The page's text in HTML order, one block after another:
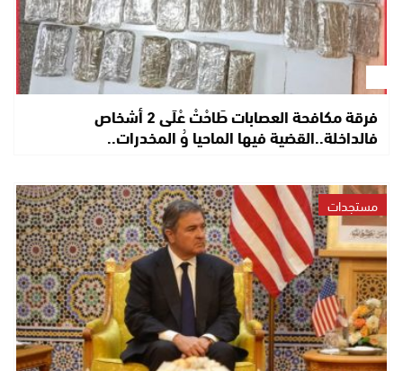
فرقة مكافحة العصابات طَاحْتْ عْلَى 2 أشخاص
فالداخلة..القضية فيها الماحيا وُ المخدرات..
مستجدات